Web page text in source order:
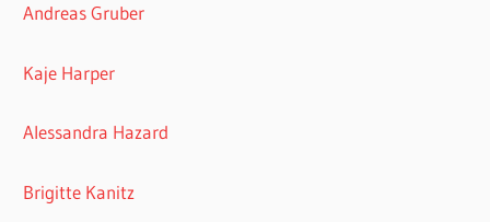
Andreas Gruber
Kaje Harper
Alessandra Hazard
Brigitte Kanitz